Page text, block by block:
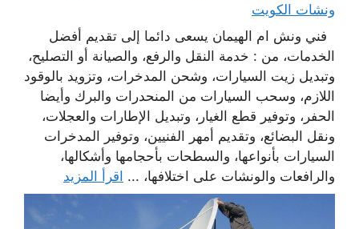
ونشات الكويت
فني ونش ام الهيمان يسعى دائما إلى تقديم أفضل
الخدمات، من : خدمة النقل والرفع، والصيانة أو التصليح،
وتبديل زيت السيارات، وشحن المدخرات، وتزويد بالوقود
اللازم، وسحب السيارات من المنحدرات والبرك وأيضا
الحفر، وتوفير قطع الغيار، وتبديل الإطارات والعجلات،
ونقل البضائع، وتقديم أمهر الفنيين، وتوفير المدخرات
السيارات بأنواعها، والسطحات بأحجامها وأشكالها،
والرافعات والونشات على اختلافها، ... اقرأ المزيد